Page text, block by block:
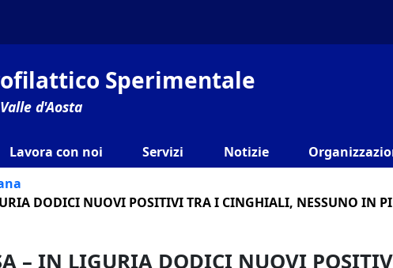
Sperimentale
d'Aosta
Lavora con noi Servizi Notizie
DODICI NUOVI POSITIVI TRA I CINGHIALI, NESSUNO IN
– IN LIGURIA DODICI NUOVI